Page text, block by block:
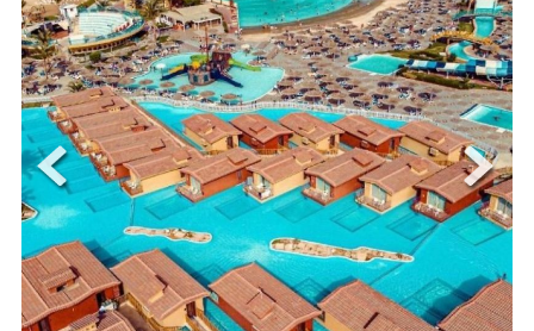
ЗА НАС
КОНТАКТИ
ФИРМЕНИ ДОКУМЕНТИ
0700 144 34 Запитване
ПОСЛЕДВАЙТЕ НИ